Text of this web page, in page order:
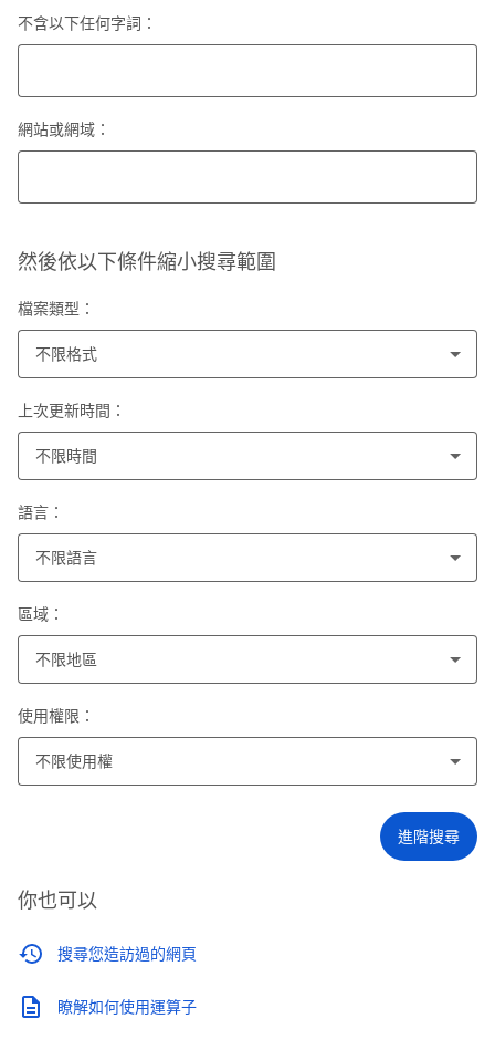
不含以下任何字詞：
網站或網域：
然後依以下條件縮小搜尋範圍
檔案類型：
不限格式
上次更新時間：
不限時間
語言：
不限語言
區域：
不限地區
使用權限：
不限使用權
進階搜尋
你也可以
搜尋您造訪過的網頁
瞭解如何使用運算子